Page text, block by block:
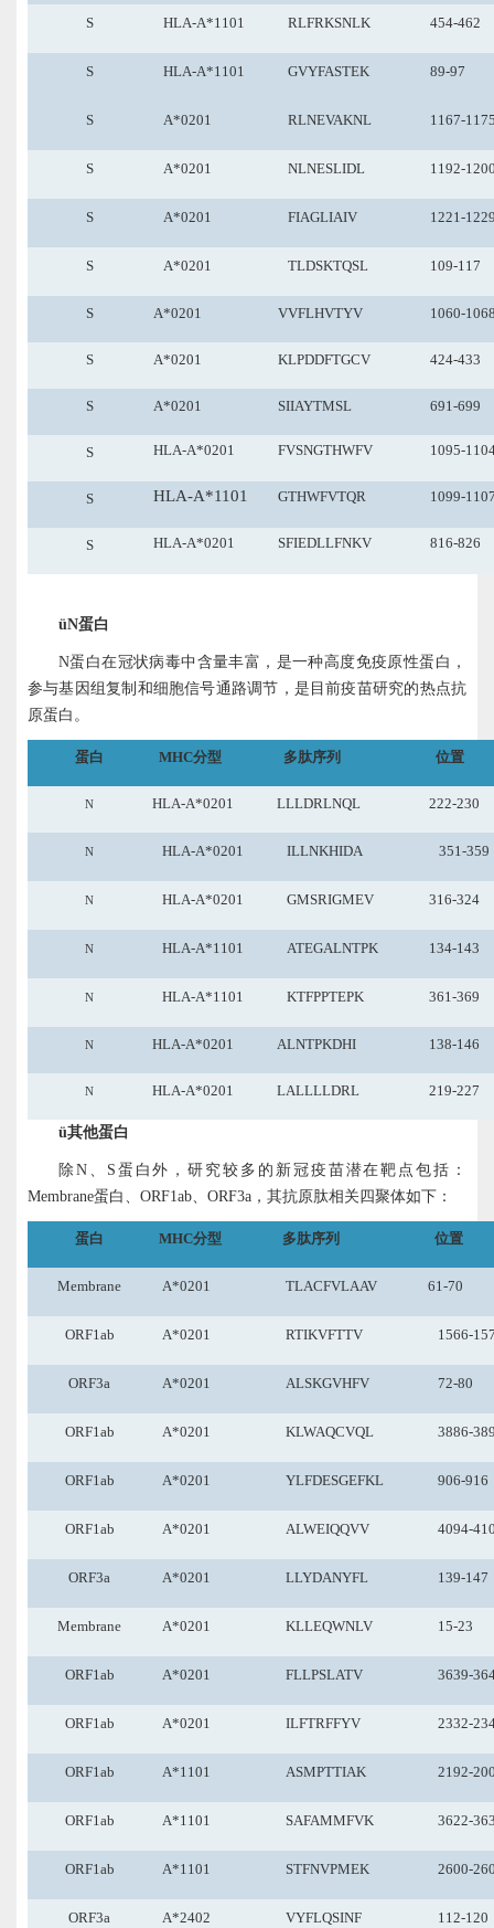
S HLA-A*1101 RLFRKSNLK 454-462
S HLA-A*1101 GVYFASTEK 89-97
S A*0201 RLNEVAKNL 1167-
S A*0201 NLNESLIDL 1192-
S A*0201 FIAGLIAIV 1221-
S A*0201 TLDSKTQSL 109-117
S A*0201 VVFLHVTYV 1060-
S A*0201 KLPDDFTGCV 424-433
S A*0201 SIIAYTMSL 691-699
S HLA-A*0201 FVSNGTHWFV 1095-
S HLA-A*1101 GTHWFVTQR 1099-
S HLA-A*0201 SFIEDLLFNKV 816-826
üN蛋白
N蛋白在冠状病毒中含量丰富，是一种高度免疫原性蛋白，
参与基因组复制和细胞信号通路调节，是目前疫苗研究的热点抗
原蛋白。
蛋白 MHC分型 多肽序列 位置
N HLA-A*0201 LLLDRLNQL 222-230
N HLA-A*0201 ILLNKHIDA 351-359
N HLA-A*0201 GMSRIGMEV 316-324
N HLA-A*1101 ATEGALNTPK 134-143
N HLA-A*1101 KTFPPTEPK 361-369
N HLA-A*0201 ALNTPKDHI 138-146
N HLA-A*0201 LALLLLDRL 219-227
ü其他蛋白
除 N、S蛋白外，研究较多的新冠疫苗潜在靶点包括：
Membrane蛋白、ORF1ab、ORF3a，其抗原肽相关四聚体如下：
蛋白 MHC分型 多肽序列 位置
Membrane A*0201 TLACFVLAAV 61-70
ORF1ab A*0201 RTIKVFTTV 1566-
ORF3a A*0201 ALSKGVHFV 72-80
ORF1ab A*0201 KLWAQCVQL 3886-
ORF1ab A*0201 YLFDESGEFKL 906-916
ORF1ab A*0201 ALWEIQQVV 4094-
ORF3a A*0201 LLYDANYFL 139-147
Membrane A*0201 KLLEQWNLV 15-23
ORF1ab A*0201 FLLPSLATV 3639-
ORF1ab A*0201 ILFTRFFYV 2332-
ORF1ab A*1101 ASMPTTIAK 2192-
ORF1ab A*1101 SAFAMMFVK 3622-
ORF1ab A*1101 STFNVPMEK 2600-
ORF3a A*2402 VYFLQSINF 112-120